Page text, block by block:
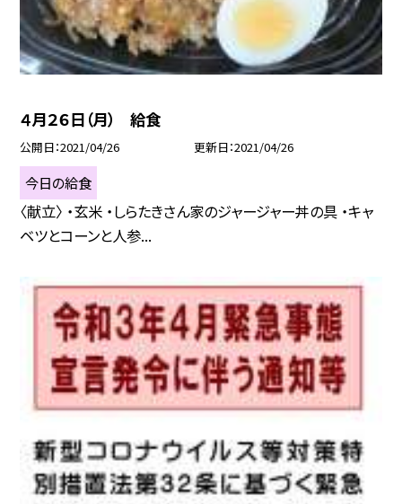
４月２６日（月） 給食
公開日 2021/04/26 更新日 2021/04/26
今日の給食
〈献立〉 ・玄米 ・しらたきさん家のジャージャー丼の具 ・キャ
ベツとコーンと人参...